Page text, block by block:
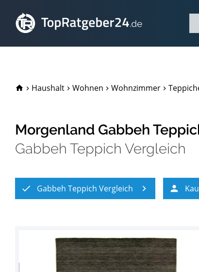
TopRatgeber24.de
Haushalt Wohnen Wohnzimmer
Morgenland Gabbeh
Gabbeh Teppich Vergleich
Gabbeh Teppich Vergleich